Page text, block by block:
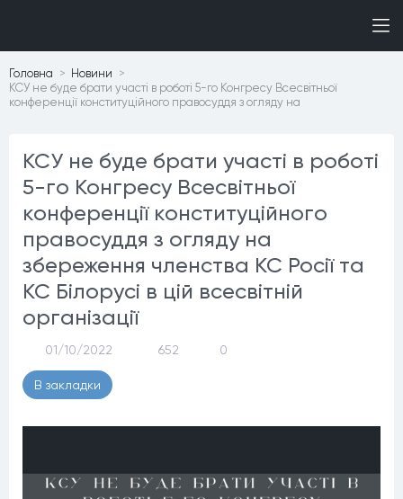
Головна
Новини
КСУ не буде брати участі в роботі 5-го Конгресу Всесвітньої
конференції конституційного правосуддя з огляду на
КСУ не буде брати участі в роботі
5-го Конгресу Всесвітньої
конференції конституційного
правосуддя з огляду на
збереження членства КС Росії та
КС Білорусі в цій всесвітній
організації
01/10/2022 652 0
В закладки